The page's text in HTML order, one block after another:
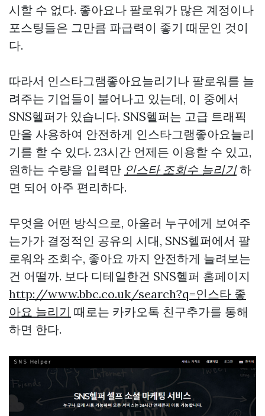
시할 수 없다. 좋아요나 팔로워가 많은 계정이나
포스팅들은 그만큼 파급력이 좋기 때문인 것이
다.
따라서 인스타그램좋아요늘리기나 팔로워를 늘
려주는 기업들이 불어나고 있는데, 이 중에서
SNS헬퍼가 있습니다. SNS헬퍼는 고급 트래픽
만을 사용하여 안전하게 인스타그램좋아요늘리
기를 할 수 있다. 23시간 언제든 이용할 수 있고,
원하는 수량을 입력만 인스타 조회수 늘리기하
면 되어 아주 편리하다.
무엇을 어떤 방식으로, 아울러 누구에게 보여주
는가가 결정적인 공유의 시대, SNS헬퍼에서 팔
로워와 조회수, 좋아요 까지 안전하게 늘려보는
건 어떨까. 보다 디테일한건 SNS헬퍼 홈페이지
http://www.bbc.co.uk/search?q=인스타 좋
아요 늘리기 때로는 카카오톡 친구추가를 통해
하면 한다.